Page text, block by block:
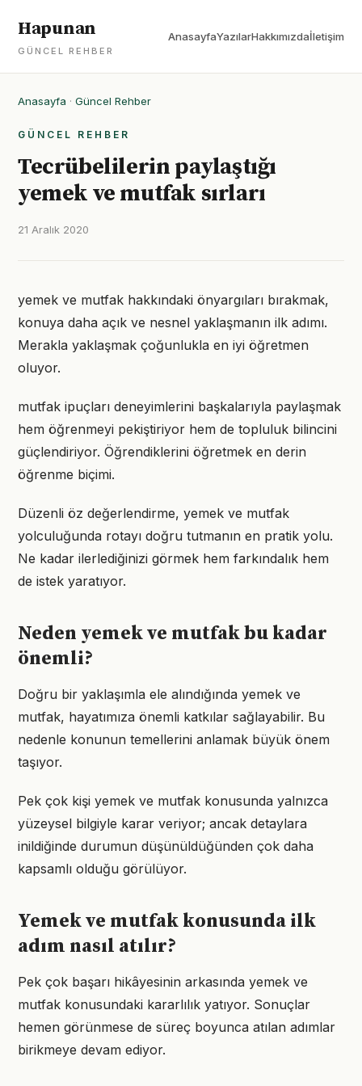
Hapunan
GÜNCEL REHBER
AnasayfaYazılarHakkımızdaİletişim
Anasayfa · Güncel Rehber
GÜNCEL REHBER
Tecrübelilerin paylaştığı
yemek ve mutfak sırları
21 Aralık 2020
yemek ve mutfak hakkındaki önyargıları bırakmak,
konuya daha açık ve nesnel yaklaşmanın ilk adımı.
Merakla yaklaşmak çoğunlukla en iyi öğretmen
oluyor.
mutfak ipuçları deneyimlerini başkalarıyla paylaşmak
hem öğrenmeyi pekiştiriyor hem de topluluk bilincini
güçlendiriyor. Öğrendiklerini öğretmek en derin
öğrenme biçimi.
Düzenli öz değerlendirme, yemek ve mutfak
yolculuğunda rotayı doğru tutmanın en pratik yolu.
Ne kadar ilerlediğinizi görmek hem farkındalık hem
de istek yaratıyor.
Neden yemek ve mutfak bu kadar
önemli?
Doğru bir yaklaşımla ele alındığında yemek ve
mutfak, hayatımıza önemli katkılar sağlayabilir. Bu
nedenle konunun temellerini anlamak büyük önem
taşıyor.
Pek çok kişi yemek ve mutfak konusunda yalnızca
yüzeysel bilgiyle karar veriyor; ancak detaylara
inildiğinde durumun düşünüldüğünden çok daha
kapsamlı olduğu görülüyor.
Yemek ve mutfak konusunda ilk
adım nasıl atılır?
Pek çok başarı hikâyesinin arkasında yemek ve
mutfak konusundaki kararlılık yatıyor. Sonuçlar
hemen görünmese de süreç boyunca atılan adımlar
birikmeye devam ediyor.